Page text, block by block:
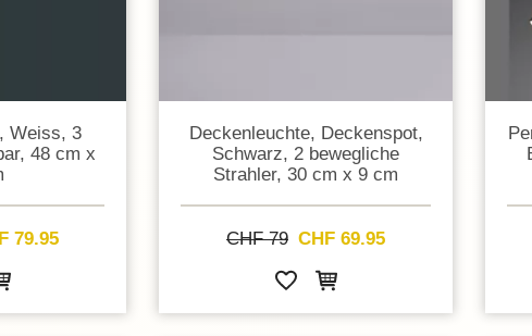
Weiss, 3
48 cm x
79.95
Deckenleuchte, Deckenspot,
Schwarz, 2 bewegliche
Strahler, 30 cm x 9 cm
CHF 79 CHF 69.95